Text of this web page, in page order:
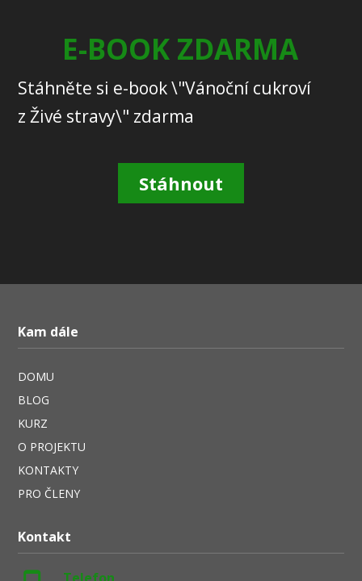
E-BOOK ZDARMA
Stáhněte si e-book \"Vánoční cukroví
z Živé stravy\" zdarma
Stáhnout
Kam dále
DOMU
BLOG
KURZ
O PROJEKTU
KONTAKTY
PRO ČLENY
Kontakt